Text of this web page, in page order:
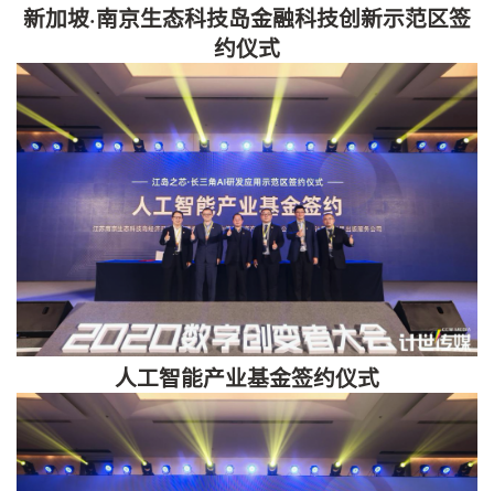
新加坡·南京生态科技岛金融科技创新示范区签
约仪式
人工智能产业基金签约仪式